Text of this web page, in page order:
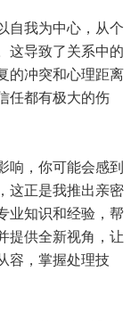
自我为中心，从个
这导致了关系中的
的冲突和心理距离
任都有极大的伤
响，你可能会感到
这正是我推出亲密
业知识和经验，帮
提供全新视角，让
容，掌握处理技